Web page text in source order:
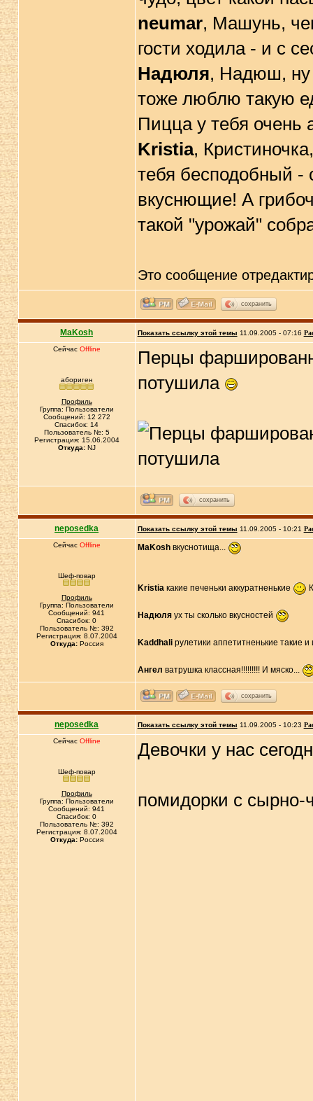
neumar, Машунь,
гости ходила - и с
Надюля, Надюш, ну
тоже люблю такую
Пицца у тебя очень
Kristia,
тебя бесподобный -
вкуснющие! А
такой "урожай"
Это сообщение
сохранить
MaKosh Показать ссылку этой темы 11.09.2005 - 07:16
Сейчас Offline
абориген
Профиль
Группа: Пользователи
Сообщений: 12 272
Спасибок: 14
Пользователь №: 5
Регистрация: 15.06.2004
Откуда:NJ
Перцы
потушила
сохранить
neposedka Показать ссылку этой темы 11.09.2005 - 10:21
Сейчас Offline
Шеф-повар
Профиль
Группа: Пользователи
Сообщений: 941
Спасибок: 0
Пользователь №: 392
Регистрация: 8.07.2004
Откуда:Россия
MaKoshвкуснотища...
Kristiaкакие печеньки аккуратненькие
Надюляух ты сколько вкусностей
Kaddhaliрулетики аппетитненькие такие и
Ангел ватрушка классная!!!!!!!!! И мяско...
сохранить
neposedka Показать ссылку этой темы 11.09.2005 - 10:23
Сейчас Offline
Шеф-повар
Профиль
Группа: Пользователи
Сообщений: 941
Спасибок: 0
Пользователь №: 392
Регистрация: 8.07.2004
Откуда:Россия
Девочки у нас
помидорки с сырно-